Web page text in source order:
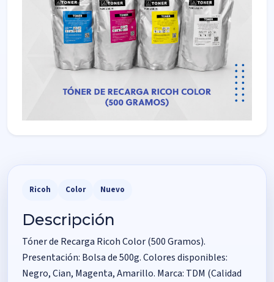
Ricoh Color Nuevo
Descripción
Tóner de Recarga Ricoh Color (500 Gramos).
Presentación: Bolsa de 500g. Colores disponibles:
Negro, Cian, Magenta, Amarillo. Marca: TDM (Calidad